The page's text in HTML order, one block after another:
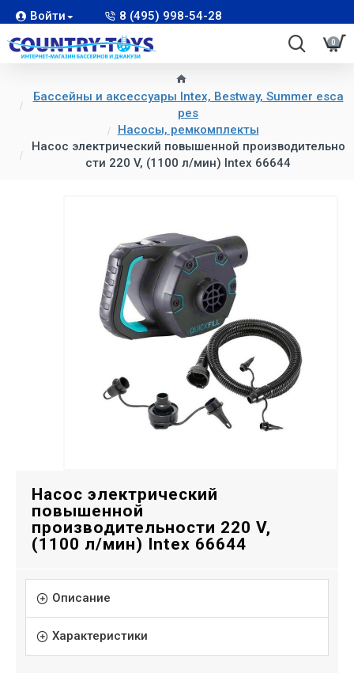
Войти 8 (495) 998-54-28
0
Бассейны и аксессуары Intex, Bestway, Summer esca
pes
Насосы, ремкомплекты
Насос электрический повышенной производительно
сти 220 V, (1100 л/мин) Intex 66644
Насос электрический
повышенной
производительности 220 V,
(1100 л/мин) Intex 66644
Описание
Характеристики